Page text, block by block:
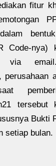
fitur
Code-nya)
via
tersebut
Bukti
setiap bulan.